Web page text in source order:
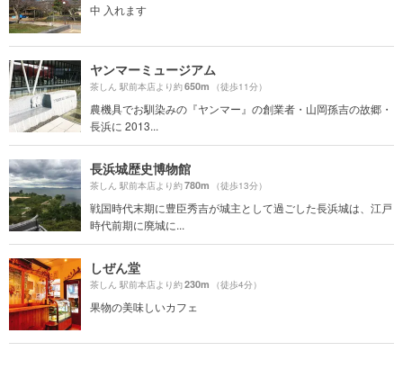
中 入れます
ヤンマーミュージアム
茶しん 駅前本店より約650m （徒歩11分）
農機具でお馴染みの『ヤンマー』の創業者・山岡孫吉の故郷・
長浜に 2013...
長浜城歴史博物館
茶しん 駅前本店より約780m （徒歩13分）
戦国時代末期に豊臣秀吉が城主として過ごした長浜城は、江戸
時代前期に廃城に...
しぜん堂
茶しん 駅前本店より約230m （徒歩4分）
果物の美味しいカフェ